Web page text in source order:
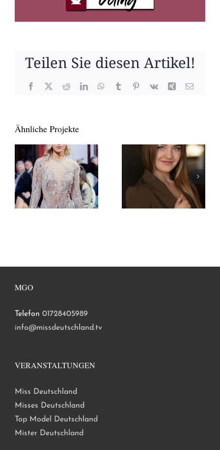
Teilen Sie diesen Artikel!
Facebook
X RedditLinkedInWhatsApp
TumblrPinterest
Vk Xing E-
Ähnliche Projekte
MGO
Telefon 01728405989
info@missdeutschland.tv
VERANSTALTUNGEN
Miss Deutschland
Misses Deutschland
Top Model Deutschland
Mister Deutschland